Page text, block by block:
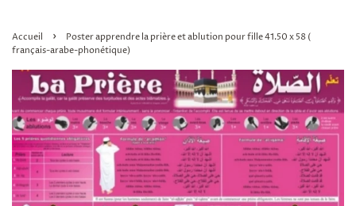
Accueil ›
Poster apprendre la prière et ablution pour fille 41.50 x 58 (
français-arabe-phonétique)